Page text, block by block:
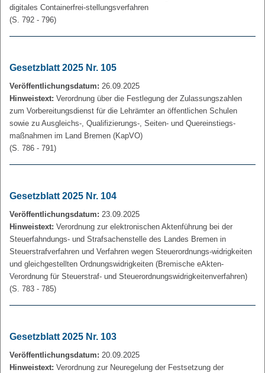
digitales Containerfrei-stellungsverfahren
(S. 792 - 796)
Gesetzblatt 2025 Nr. 105
Veröffentlichungsdatum: 26.09.2025
Hinweistext: Verordnung über die Festlegung der Zulassungszahlen
zum Vorbereitungsdienst für die Lehrämter an öffentlichen Schulen
sowie zu Ausgleichs-, Qualifizierungs-, Seiten- und Quereinstiegs-
maßnahmen im Land Bremen (KapVO)
(S. 786 - 791)
Gesetzblatt 2025 Nr. 104
Veröffentlichungsdatum: 23.09.2025
Hinweistext: Verordnung zur elektronischen Aktenführung bei der
Steuerfahndungs- und Strafsachenstelle des Landes Bremen in
Steuerstrafverfahren und Verfahren wegen Steuerordnungs-widrigkeiten
und gleichgestellten Ordnungswidrigkeiten (Bremische eAkten-
Verordnung für Steuerstraf- und Steuerordnungswidrigkeitenverfahren)
(S. 783 - 785)
Gesetzblatt 2025 Nr. 103
Veröffentlichungsdatum: 20.09.2025
Hinweistext: Verordnung zur Neuregelung der Festsetzung der